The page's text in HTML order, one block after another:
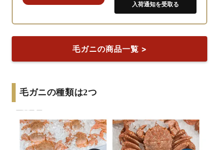
入荷通知を受取る
毛ガニの商品一覧 >
毛ガニの種類は2つ